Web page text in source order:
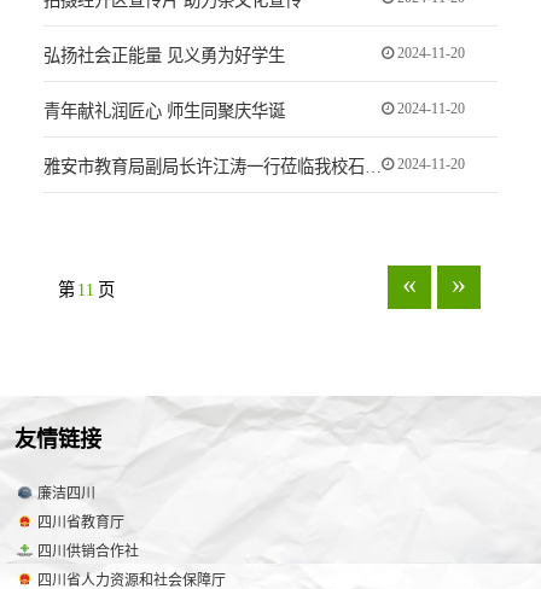
弘扬社会正能量 见义勇为好学生 2024-11-20
青年献礼润匠心 师生同聚庆华诞 2024-11-20
2024-11-20
第11 页 « »
友情链接
廉洁四川
四川省教育厅
四川供销合作社
四川省人力资源和社会保障厅